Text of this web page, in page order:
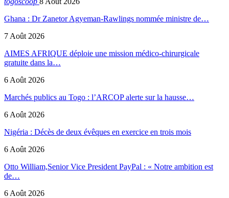
Ghana : Dr Zanetor Agyeman-Rawlings nommée ministre de…
7 Août 2026
AIMES AFRIQUE déploie une mission médico-chirurgicale
gratuite dans la…
6 Août 2026
Marchés publics au Togo : l’ARCOP alerte sur la hausse…
6 Août 2026
Nigéria : Décès de deux évêques en exercice en trois mois
6 Août 2026
Otto William,Senior Vice President PayPal : « Notre ambition est
de…
6 Août 2026